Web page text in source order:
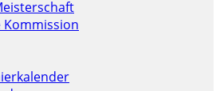
Kommission